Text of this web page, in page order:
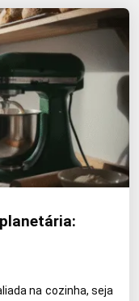
na cozinha, seja